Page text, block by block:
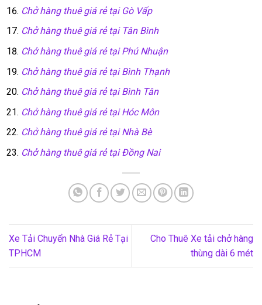
Chở hàng thuê giá rẻ tại Gò Vấp
Chở hàng thuê giá rẻ tại Tân Bình
Chở hàng thuê giá rẻ tại Phú Nhuận
Chở hàng thuê giá rẻ tại Bình Thạnh
Chở hàng thuê giá rẻ tại Bình Tân
Chở hàng thuê giá rẻ tại Hóc Môn
Chở hàng thuê giá rẻ tại Nhà Bè
Chở hàng thuê giá rẻ tại Đồng Nai
Xe Tải Chuyển Nhà Giá Rẻ Tại
TPHCM
Cho Thuê Xe tải chở hàng
thùng dài 6 mét